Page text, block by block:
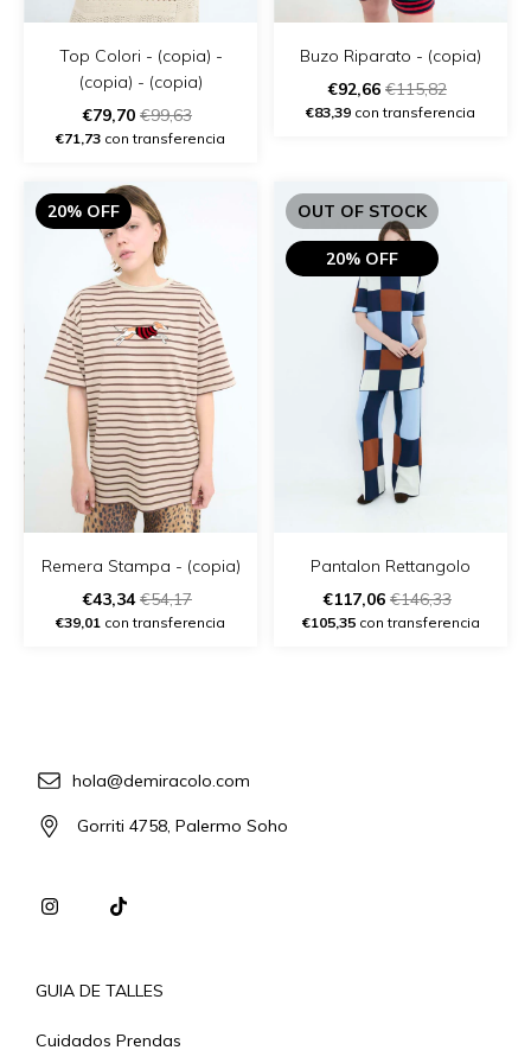
Top Colori - (copia) -
(copia) - (copia)
€79,70 €99,63
€71,73 con transferencia
Buzo Riparato - (copia)
€92,66 €115,82
€83,39 con transferencia
20% OFF
Remera Stampa - (copia)
€43,34€54,17
€39,01 con transferencia
OUT OF STOCK
20% OFF
Pantalon Rettangolo
€117,06 €146,33
€105,35con transferencia
hola@demiracolo.com
Gorriti 4758, Palermo Soho
GUIA DE TALLES
Cuidados Prendas